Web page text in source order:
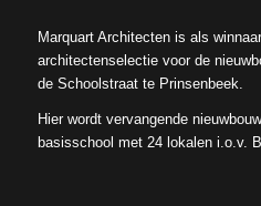
Marquart Architecten is als
architectenselectie voor de
de Schoolstraat te Prinsenbeek.
Hier wordt vervangende
basisschool met 24 lokalen i.o.v.